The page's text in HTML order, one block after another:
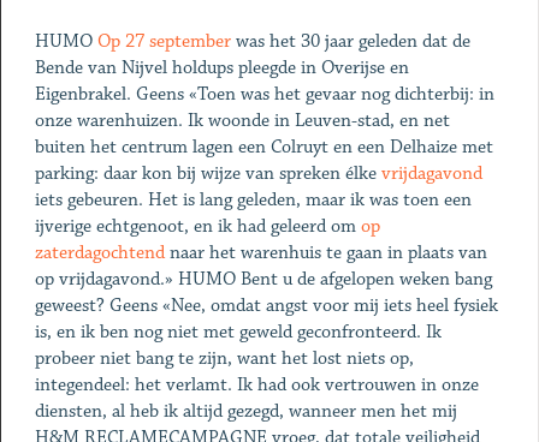
HUMO Op 27 septemberwas het 30 jaar geleden dat de
Bende van Nijvel holdups pleegde in Overijse en
Eigenbrakel. Geens «Toen was het gevaar nog dichterbij: in
onze warenhuizen. Ik woonde in Leuven-stad, en net
buiten het centrum lagen een Colruyt en een Delhaize met
parking: daar kon bij wijze van spreken élke vrijdagavond
iets gebeuren. Het is lang geleden, maar ik was toen een
ijverige echtgenoot, en ik had geleerd om op
zaterdagochtendnaar het warenhuis te gaan in plaats van
op vrijdagavond.» HUMO Bent u de afgelopen weken bang
geweest? Geens «Nee, omdat angst voor mij iets heel fysiek
is, en ik ben nog niet met geweld geconfronteerd. Ik
probeer niet bang te zijn, want het lost niets op,
integendeel: het verlamt. Ik had ook vertrouwen in onze
diensten, al heb ik altijd gezegd, wanneer men het mij